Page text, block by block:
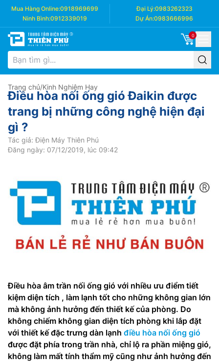
Mua Hàng Online:0918969699 Đại Lý:0983262323
Ninh Bình:0912339019 Dự Án:0983666996
0
Trang chủ/Kinh Nghiệm Hay
Điều hòa nối ống gió Đaikin được
trang bị những công nghệ hiện đại
gì ?
Tác giả: Điện Máy Thiên Phú
Đăng ngày: 07/12/2019, lúc 09:42
Điều hòa âm trần nối ống gió với nhiều ưu điểm tiết
kiệm diện tích , làm lạnh tốt cho những không gian lớn
mà không ảnh hưởng đến thiết kế của phòng. Do
không chiếm không gian diện tích phòng khi lắp đặt
với thiết kế đặc trưng dàn lạnh điều hòa nối ống gió
được đặt phía trong trần nhà, chỉ lộ ra phần miệng gió,
không làm mất tính thẩm mỹ cũng như ảnh hưởng đến